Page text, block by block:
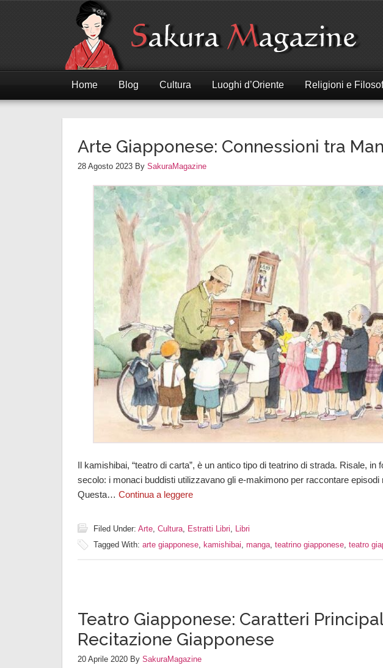
Home Blog Cultura Luoghi d’Oriente Religioni e
Arte Giapponese: Connessioni tra
28 Agosto 2023 By SakuraMagazine
Il kamishibai, “teatro di carta”, è un antico tipo di teatrino di strada. Risale, in
secolo: i monaci buddisti utilizzavano gli e-makimono per raccontare episodi
Questa… Continua a leggere
Filed Under: Arte Cultura Estratti Libri
Libri
Tagged With: arte giapponese kamishibai manga teatrino giapponese teatro
Teatro Giapponese: Caratteri
Recitazione Giapponese
20 Aprile 2020 By SakuraMagazine